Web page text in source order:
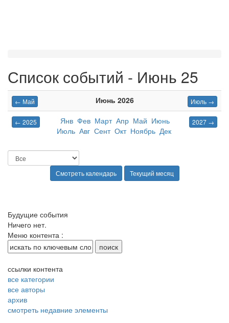
Список событий - Июнь 25
← Май Июнь 2026 Июль →
← 2025 Янв Фев Март Апр Май Июнь
Июль Авг Сент Окт Ноябрь Дек
2027 →
Будущие события
Ничего нет.
Меню контента :
ссылки контента
все категории
все авторы
архив
смотреть недавние элементы